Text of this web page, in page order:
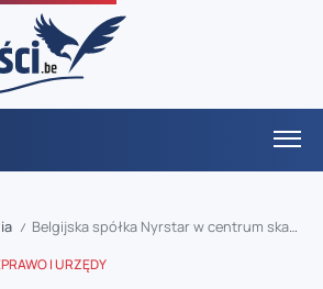
/ Belgijska spółka Nyrstar w centrum skandalu finansowego – ukryła ponad 700 milionów euro zadłużenia
PRAWO I URZĘDY